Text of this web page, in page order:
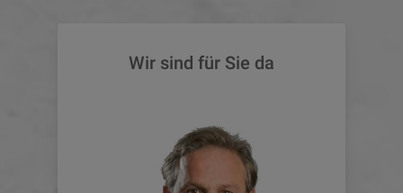
Wir sind für Sie da